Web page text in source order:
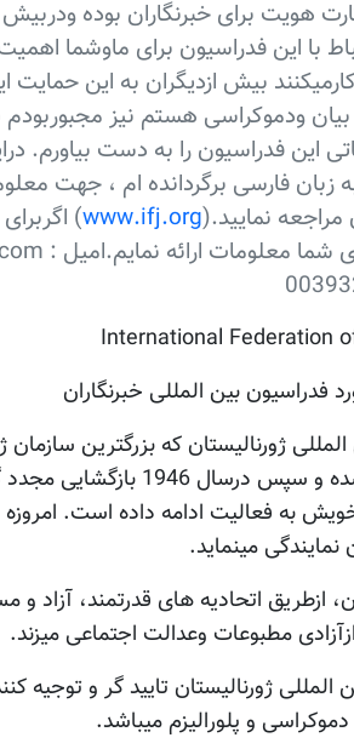
با این فدراسیون برای ماوشما
بیش ازدیگران به این حمایت
بیان ودموکراسی هستم نیز
این فدراسیون را به دست بیاورم.
زبان فارسی برگردانده ام ، جهت
مراجعه نمایید.(www.ifj.org
)
International Federation
فدراسیون بین المللی خبرنگاران
به فعالیت ادامه داده است.
مینماید.
ازطریق اتحادیه های قدرتمند، آزاد
مطبوعات وعدالت اجتماعی میزند.
المللی ژورنالیستان تایید گر و توجیه
و پلورالیزم میباشد.